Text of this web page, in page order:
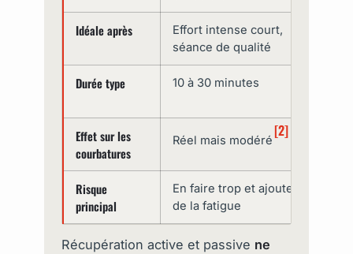
Idéale après
Effort intense court,
séance de qualité
Durée type 10 à 30 minutes
Effet sur les
courbatures
Réel mais modéré
[2]
Risque
principal
En faire trop et ajouter
de la fatigue
Récupération active et passive ne